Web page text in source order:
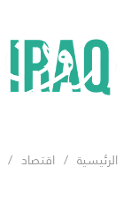
الرئيسية اقتصاد